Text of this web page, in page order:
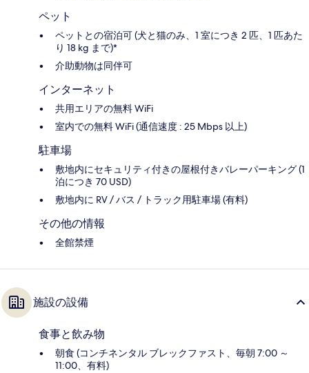
ペット
ペットとの宿泊可 (犬と猫のみ、1 室につき 2 匹、1 匹あた
り 18 kg まで)*
介助動物は同伴可
インターネット
共用エリアの無料 WiFi
室内での無料 WiFi (通信速度 : 25 Mbps 以上)
駐車場
敷地内にセキュリティ付きの屋根付きバレーパーキング (1
泊につき 70 USD)
敷地内に RV / バス / トラック用駐車場 (有料)
その他の情報
全館禁煙
施設の設備
食事と飲み物
朝食 (コンチネンタル ブレックファスト、毎朝 7:00 ～
11:00、有料)